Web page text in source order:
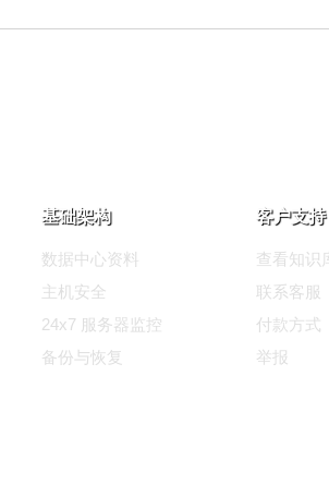
基础架构
数据中心资料
主机安全
24x7 服务器监控
备份与恢复
客户支持
查看知识
联系客服
付款方式
举报